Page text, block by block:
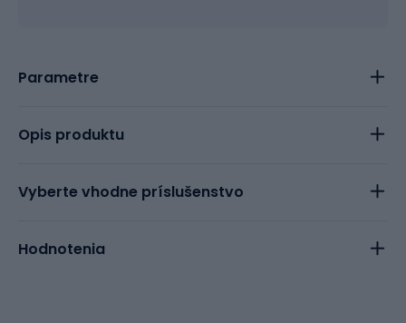
Parametre
Opis produktu
Vyberte vhodne príslušenstvo
Hodnotenia